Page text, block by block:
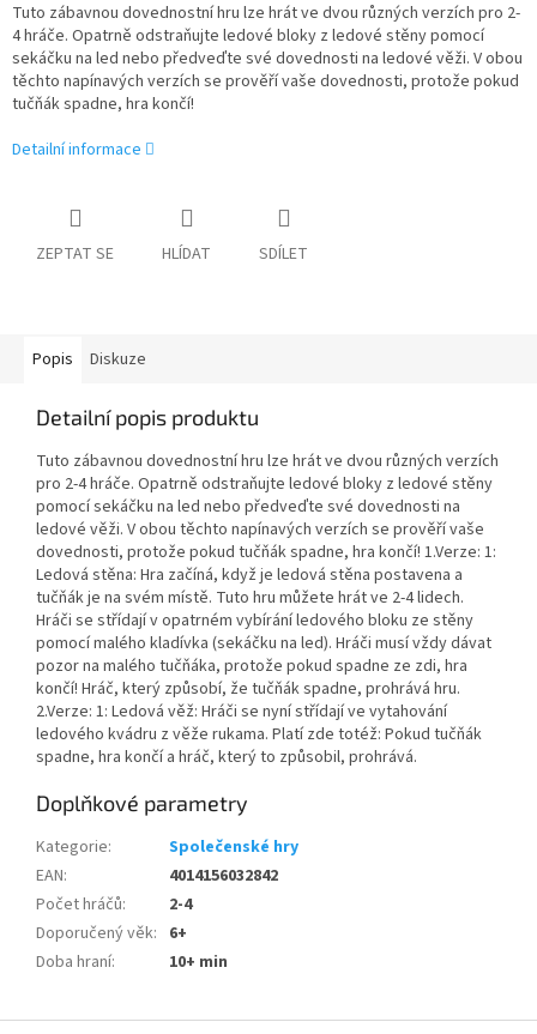
Tuto zábavnou dovednostní hru lze hrát ve dvou různých verzích pro 2-
4 hráče. Opatrně odstraňujte ledové bloky z ledové stěny pomocí
sekáčku na led nebo předveďte své dovednosti na ledové věži. V obou
těchto napínavých verzích se prověří vaše dovednosti, protože pokud
tučňák spadne, hra končí!
Detailní informace
ZEPTAT SE HLÍDAT SDÍLET
Popis Diskuze
Detailní popis produktu
Tuto zábavnou dovednostní hru lze hrát ve dvou různých verzích
pro 2-4 hráče. Opatrně odstraňujte ledové bloky z ledové stěny
pomocí sekáčku na led nebo předveďte své dovednosti na
ledové věži. V obou těchto napínavých verzích se prověří vaše
dovednosti, protože pokud tučňák spadne, hra končí! 1.Verze: 1:
Ledová stěna: Hra začíná, když je ledová stěna postavena a
tučňák je na svém místě. Tuto hru můžete hrát ve 2-4 lidech.
Hráči se střídají v opatrném vybírání ledového bloku ze stěny
pomocí malého kladívka (sekáčku na led). Hráči musí vždy dávat
pozor na malého tučňáka, protože pokud spadne ze zdi, hra
končí! Hráč, který způsobí, že tučňák spadne, prohrává hru.
2.Verze: 1: Ledová věž: Hráči se nyní střídají ve vytahování
ledového kvádru z věže rukama. Platí zde totéž: Pokud tučňák
spadne, hra končí a hráč, který to způsobil, prohrává.
Doplňkové parametry
Kategorie:
Společenské hry
EAN:
4014156032842
Počet hráčů:
2-4
Doporučený věk: 6+
Doba hraní: 10+ min